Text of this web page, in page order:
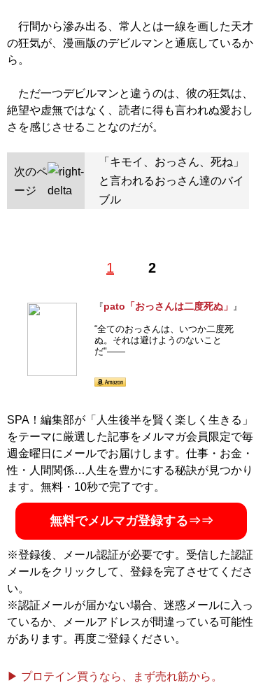
行間から滲み出る、常人とは一線を画した天才
の狂気が、漫画版のデビルマンと通底しているか
ら。
ただ一つデビルマンと違うのは、彼の狂気は、
絶望や虚無ではなく、読者に得も言われぬ愛おし
さを感じさせることなのだが。
次のペ
ージ
「キモイ、おっさん、死ね」
と言われるおっさん達のバイ
ブル
1 2
『pato「おっさんは二度死ぬ」 』
“全てのおっさんは、いつか二度死
ぬ。それは避けようのないこと
だ"――
SPA！編集部が「人生後半を賢く楽しく生きる」
をテーマに厳選した記事をメルマガ会員限定で毎
週金曜日にメールでお届けします。仕事・お金・
性・人間関係…人生を豊かにする秘訣が見つかり
ます。無料・10秒で完了です。
無料でメルマガ登録する⇒⇒
※登録後、メール認証が必要です。受信した認証
メールをクリックして、登録を完了させてくださ
い。
※認証メールが届かない場合、迷惑メールに入っ
ているか、メールアドレスが間違っている可能性
があります。再度ご登録ください。
▶ プロテイン買うなら、まず売れ筋から。